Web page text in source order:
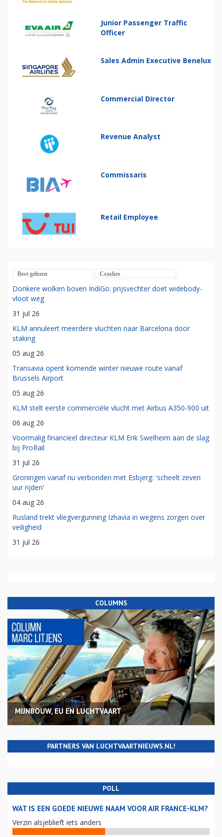
Junior Passenger Traffic
Officer
Sales Admin Executive Benelux
Commercial Director
Revenue Analyst
Commissaris
Retail Employee
Best gelezen Crashes
Donkere wolken boven IndiGo: prijsvechter doet widebody-
vloot weg
31 jul 26
KLM annuleert meerdere vluchten naar Barcelona door
staking
05 aug 26
Transavia opent komende winter nieuwe route vanaf
Brussels Airport
05 aug 26
KLM stelt eerste commerciële vlucht met Airbus A350-900 uit
06 aug 26
Voormalig financieel directeur KLM Erik Swelheim aan de slag
bij ProRail
31 jul 26
Groningen vanaf nu verbonden met Esbjerg: 'scheelt zeven
uur rijden'
04 aug 26
Rusland trekt vliegvergunning Izhavia in wegens zorgen over
veiligheid
31 jul 26
COLUMNS
MIJNBOUW, EU EN LUCHTVAART
PARTNERS VAN LUCHTVAARTNIEUWS.NL!
POLL
WAT IS EEN GOEDE NIEUWE NAAM VOOR AIR FRANCE-KLM?
Verzin alsjeblieft iets anders